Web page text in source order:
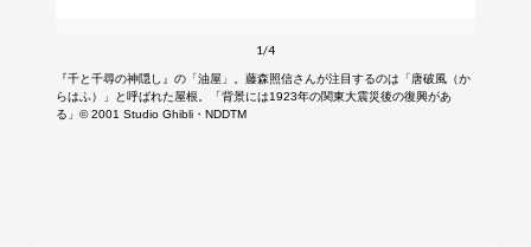
1/4
『千と千尋の神隠し』の「油屋」。藤森照信さんが注目するのは「唐破風（か
らはふ）」と呼ばれた屋根。「背景には1923年の関東大震災後の復興があ
る」© 2001 Studio Ghibli・NDDTM